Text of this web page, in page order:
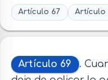
Artículo 67 Artículo
Artículo 69
.